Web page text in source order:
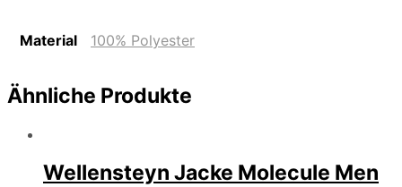
Material 100% Polyester
Ähnliche Produkte
Wellensteyn Jacke Molecule Men